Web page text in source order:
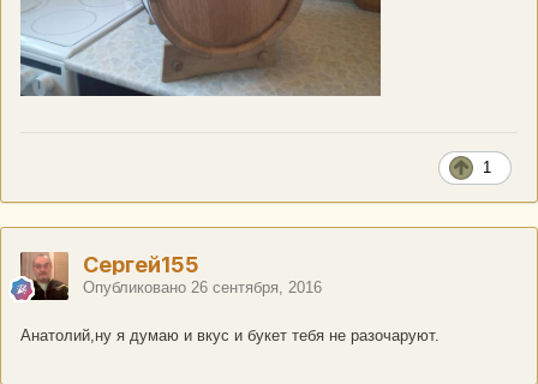
1
Сергей155
Опубликовано 26 сентября, 2016
Анатолий,ну я думаю и вкус и букет тебя не разочаруют.